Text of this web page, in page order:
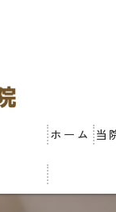
ホーム 当